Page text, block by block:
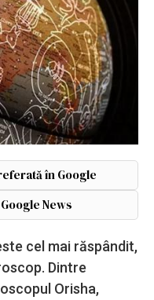
în Google
News
cel mai răspândit,
Dintre
Orisha,